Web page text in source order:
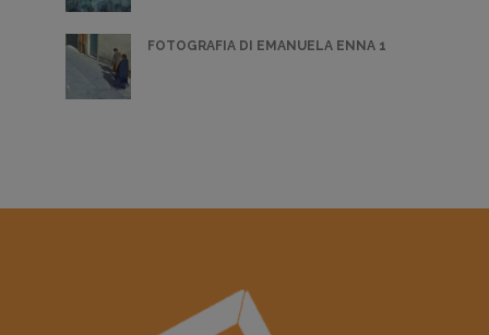
FOTOGRAFIA DI EMANUELA ENNA 1